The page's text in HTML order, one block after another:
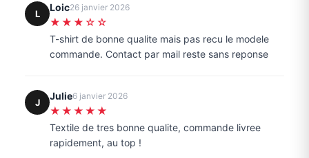
L
Loic26 janvier 2026
★★★☆☆
T-shirt de bonne qualite mais pas recu le modele
commande. Contact par mail reste sans reponse
J
Julie6 janvier 2026
★★★★★
Textile de tres bonne qualite, commande livree
rapidement, au top !